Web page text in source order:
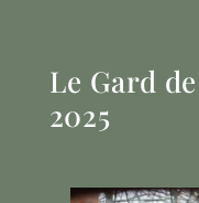
Le Gard
2025